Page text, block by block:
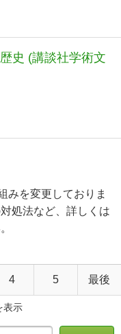
史 (講談社学術文
みを変更しておりま
処法など、詳しくは
4 5 最後
表示